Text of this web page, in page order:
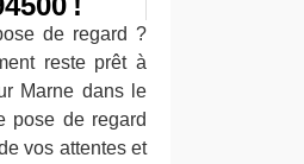
de regard ?
reste prêt à
Marne dans le
pose de regard
vos attentes et